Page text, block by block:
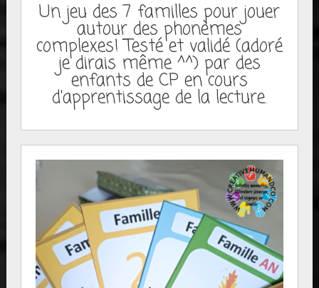
Un jeu des 7 familles pour jouer
autour des phonèmes
complexes! Testé et validé (adoré
je dirais même ^^) par des
enfants de CP en cours
d'apprentissage de la lecture.